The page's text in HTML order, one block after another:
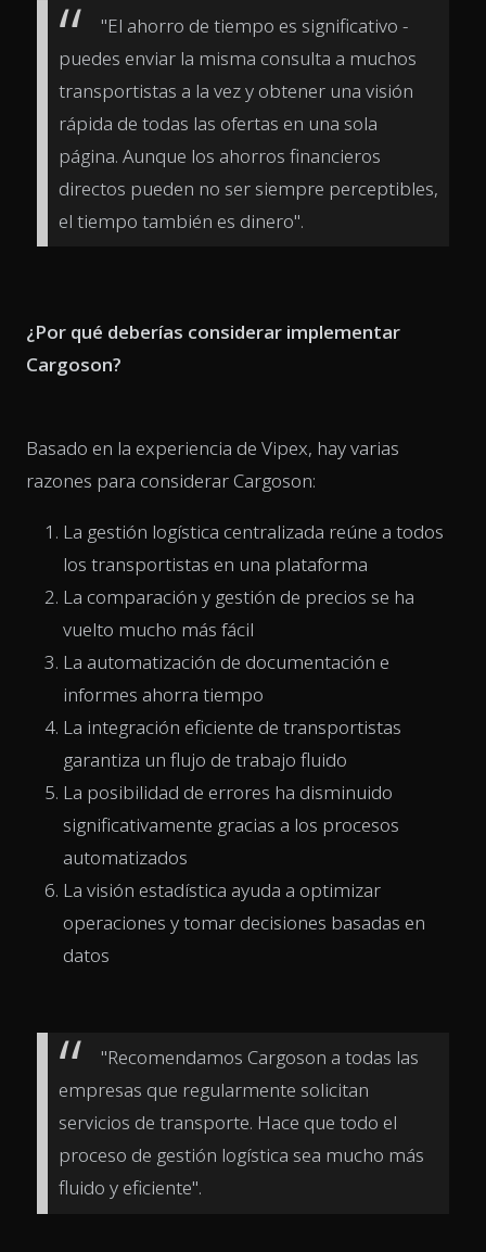
"El ahorro de tiempo es significativo -
puedes enviar la misma consulta a muchos
transportistas a la vez y obtener una visión
rápida de todas las ofertas en una sola
página. Aunque los ahorros financieros
directos pueden no ser siempre perceptibles,
el tiempo también es dinero".
¿Por qué deberías considerar implementar
Cargoson?
Basado en la experiencia de Vipex, hay varias
razones para considerar Cargoson:
La gestión logística centralizada reúne a todos
los transportistas en una plataforma
La comparación y gestión de precios se ha
vuelto mucho más fácil
La automatización de documentación e
informes ahorra tiempo
La integración eficiente de transportistas
garantiza un flujo de trabajo fluido
La posibilidad de errores ha disminuido
significativamente gracias a los procesos
automatizados
La visión estadística ayuda a optimizar
operaciones y tomar decisiones basadas en
datos
"Recomendamos Cargoson a todas las
empresas que regularmente solicitan
servicios de transporte. Hace que todo el
proceso de gestión logística sea mucho más
fluido y eficiente".